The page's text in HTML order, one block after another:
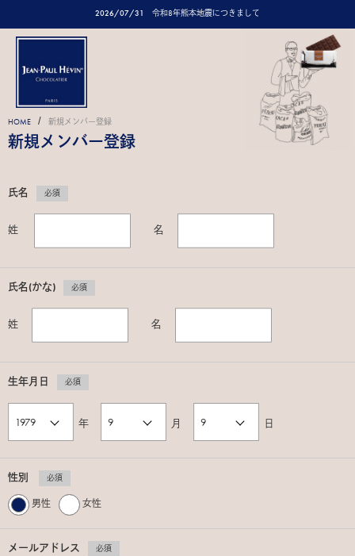
2026/07/31 令和8年熊本地震につきまして
HOME / 新規メンバー登録
新規メンバー登録
氏名 必須
姓 名
氏名(かな) 必須
姓 名
生年月日 必須
年 月 日
性別 必須
男性 女性
メールアドレス 必須